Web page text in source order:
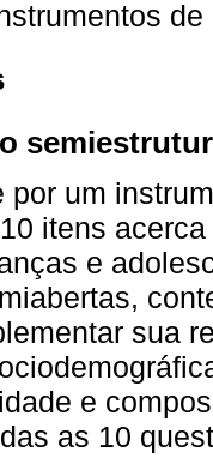
de
por um
itens
e
sua
e
as 10